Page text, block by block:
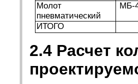
Молот
пневматический
МБ-
ИТОГО
2.4 Расчет